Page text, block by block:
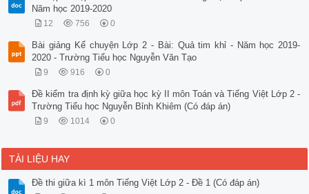
Năm học 2019-2020
12 756 0
Bài giảng Kể chuyện Lớp 2 - Bài: Quả tim khỉ - Năm học 2019-
2020 - Trường Tiểu học Nguyễn Văn Tạo
9 916 0
Đề kiểm tra định kỳ giữa học kỳ II môn Toán và Tiếng Việt Lớp 2 -
Trường Tiểu học Nguyễn Bỉnh Khiêm (Có đáp án)
9 1014 0
TÀI LIỆU HAY
Đề thi giữa kì 1 môn Tiếng Việt Lớp 2 - Đề 1 (Có đáp án)